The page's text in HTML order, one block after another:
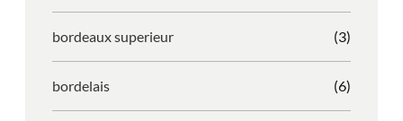
bordeaux superieur (3)
bordelais (6)